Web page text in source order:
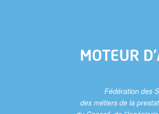
Fédération des
des métiers de la